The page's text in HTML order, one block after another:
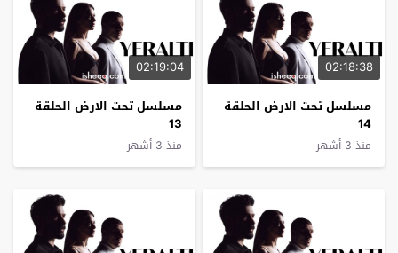
02:18:38
مسلسل تحت الارض الحلقة
14
منذ 3 أشهر
02:19:04
مسلسل تحت الارض الحلقة
13
منذ 3 أشهر